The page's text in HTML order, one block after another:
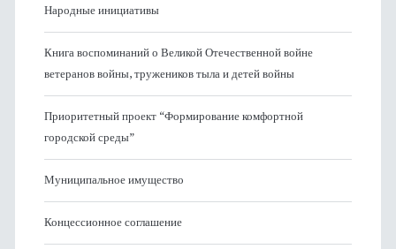
Народные инициативы
Книга воспоминаний о Великой Отечественной войне
ветеранов войны, тружеников тыла и детей войны
Приоритетный проект “Формирование комфортной
городской среды”
Муниципальное имущество
Концессионное соглашение